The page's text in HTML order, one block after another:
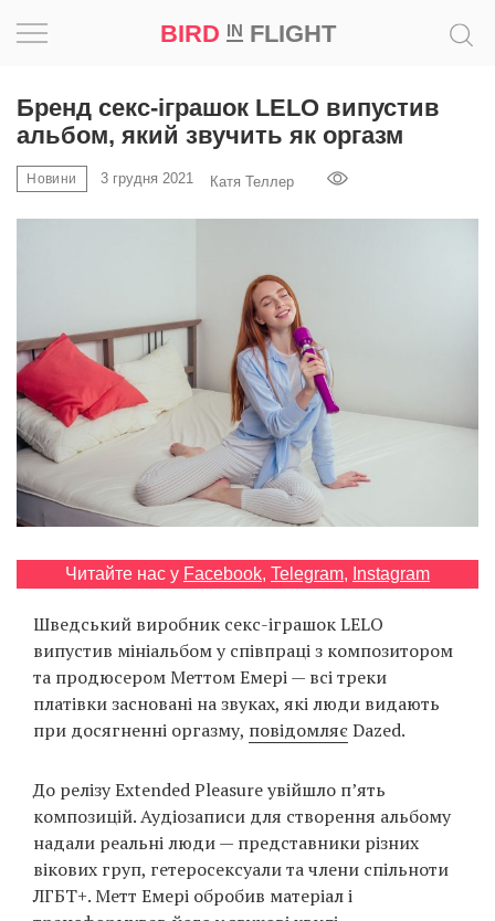
BIRD INFLIGHT
RU
Бренд секс-іграшок LELO випустив
альбом, який звучить як оргазм
Новини 3 грудня 2021 Катя Теллер
Читайте нас у Facebook, Telegram, Instagram
Шведський виробник секс-іграшок LELO
випустив мініальбом у співпраці з композитором
та продюсером Меттом Емері — всі треки
платівки засновані на звуках, які люди видають
при досягненні оргазму, повідомляєDazed.
До релізу Extended Pleasure увійшло п’ять
композицій. Аудіозаписи для створення альбому
надали реальні люди — представники різних
вікових груп, гетеросексуали та члени спільноти
ЛГБТ+. Метт Емері обробив матеріал і